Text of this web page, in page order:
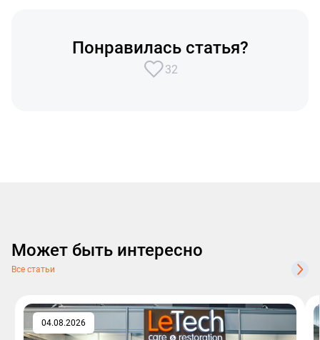
Понравилась статья?
32
Может быть интересно
Все статьи
04.08.2026